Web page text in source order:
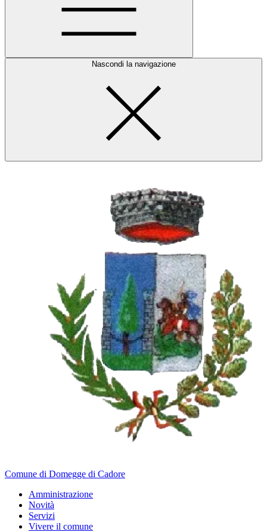
Nascondi la navigazione
Comune di Domegge di Cadore
Amministrazione
Novità
Servizi
Vivere il comune